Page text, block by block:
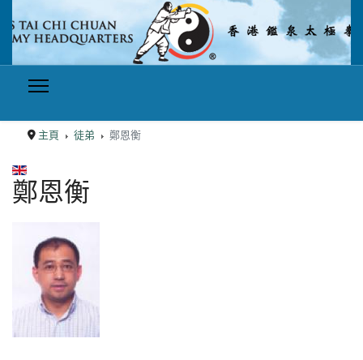
主頁 徒弟 鄭恩衡
選擇你的語言
鄭恩衡